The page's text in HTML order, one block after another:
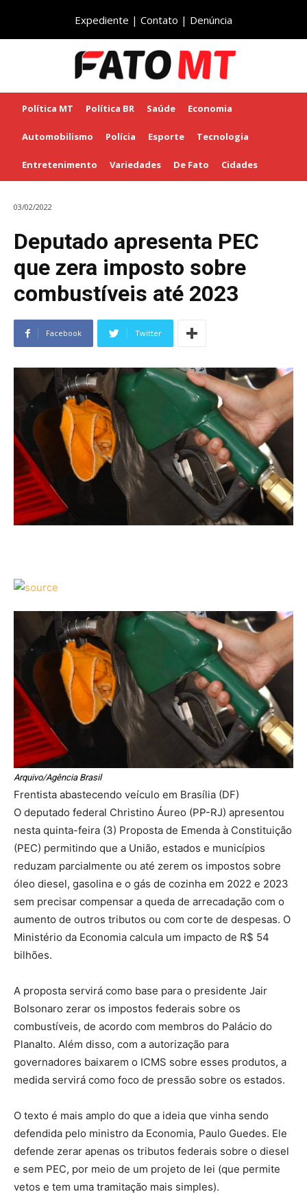
Expediente | Contato | Denúncia
Política MT Política BR Saúde Economia
Automobilismo Polícia Esporte Tecnologia
Entretenimento Variedades De Fato Cidades
03/02/2022
Deputado apresenta PEC
que zera imposto sobre
combustíveis até 2023
Facebook Twitter
Arquivo/Agência Brasil
Frentista abastecendo veículo em Brasília (DF)
O deputado federal Christino Áureo (PP-RJ) apresentou
nesta quinta-feira (3) Proposta de Emenda à Constituição
(PEC) permitindo que a União, estados e municípios
reduzam parcialmente ou até zerem os impostos sobre
óleo diesel, gasolina e o gás de cozinha em 2022 e 2023
sem precisar compensar a queda de arrecadação com o
aumento de outros tributos ou com corte de despesas. O
Ministério da Economia calcula um impacto de R$ 54
bilhões.
A proposta servirá como base para o presidente Jair
Bolsonaro zerar os impostos federais sobre os
combustíveis, de acordo com membros do Palácio do
Planalto. Além disso, com a autorização para
governadores baixarem o ICMS sobre esses produtos, a
medida servirá como foco de pressão sobre os estados.
O texto é mais amplo do que a ideia que vinha sendo
defendida pelo ministro da Economia, Paulo Guedes. Ele
defende zerar apenas os tributos federais sobre o diesel
e sem PEC, por meio de um projeto de lei (que permite
vetos e tem uma tramitação mais simples).